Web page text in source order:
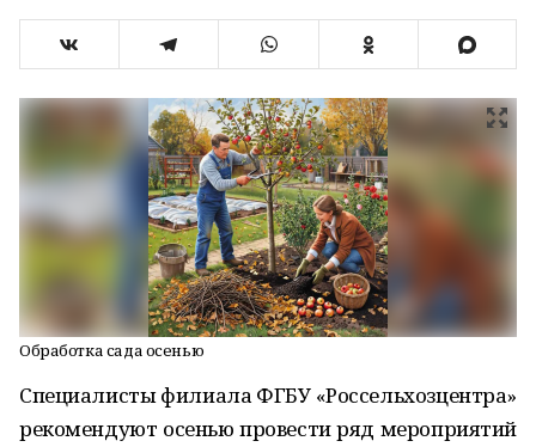
Обработка сада осенью
Специалисты филиала ФГБУ «Россельхозцентра»
рекомендуют осенью провести ряд мероприятий